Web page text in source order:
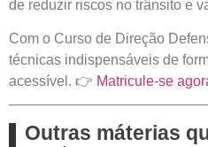
de reduzir riscos no trânsito e
Com o Curso de Direção
técnicas indispensáveis de
acessível. 👉 Matricule-se
Outras máterias